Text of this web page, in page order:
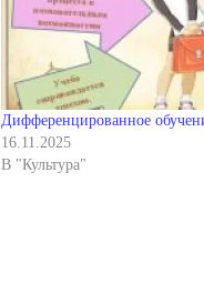
Дифференцированное
16.11.2025
В "Культура"